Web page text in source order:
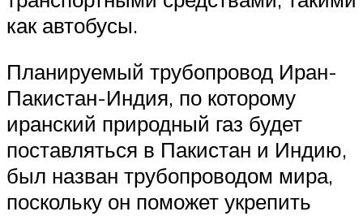
как автобусы.
Планируемый трубопровод Иран-
Пакистан-Индия, по которому
иранский природный газ будет
поставляться в Пакистан и Индию,
был назван трубопроводом мира,
поскольку он поможет укрепить